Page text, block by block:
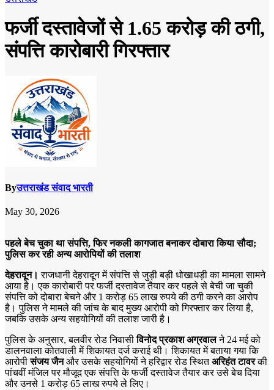
फर्जी दस्तावेजों से 1.65 करोड़ की ठगी,
संपत्ति कारोबारी गिरफ्तार
Byउत्तराखंड संवाद भारती
May 30, 2026
पहले बेच चुका था संपत्ति, फिर नकली कागजात बनाकर दोबारा किया सौदा;
पुलिस कर रही अन्य आरोपियों की तलाश
देहरादून। राजधानी देहरादून में संपत्ति से जुड़ी बड़ी धोखाधड़ी का मामला सामने
आया है। एक कारोबारी पर फर्जी दस्तावेज तैयार कर पहले से बेची जा चुकी
संपत्ति को दोबारा बेचने और 1 करोड़ 65 लाख रुपये की ठगी करने का आरोप
है। पुलिस ने मामले की जांच के बाद मुख्य आरोपी को गिरफ्तार कर लिया है,
जबकि उसके अन्य सहयोगियों की तलाश जारी है।
पुलिस के अनुसार, बलवीर रोड निवासीविनोद प्रकाश अग्रवालने 24 मई को
डालनवाला कोतवाली में शिकायत दर्ज कराई थी। शिकायत में बताया गया कि
आरोपीसंजय जैनऔर उसके सहयोगियों ने हरिद्वार रोड स्थितअरिहंत टावरकी
पांचवीं मंजिल पर मौजूद एक संपत्ति के फर्जी दस्तावेज तैयार कर उसे बेच दिया
और उनसे 1 करोड़ 65 लाख रुपये ले लिए।